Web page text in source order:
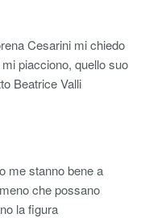
Cesarini mi chiedo
piacciono, quello suo
Beatrice Valli
me stanno bene a
che possano
la figura